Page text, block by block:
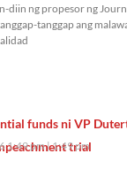
diin ng propesor ng
tanggap ang
funds ni VP
trial
1:49 pm 1:49 pm